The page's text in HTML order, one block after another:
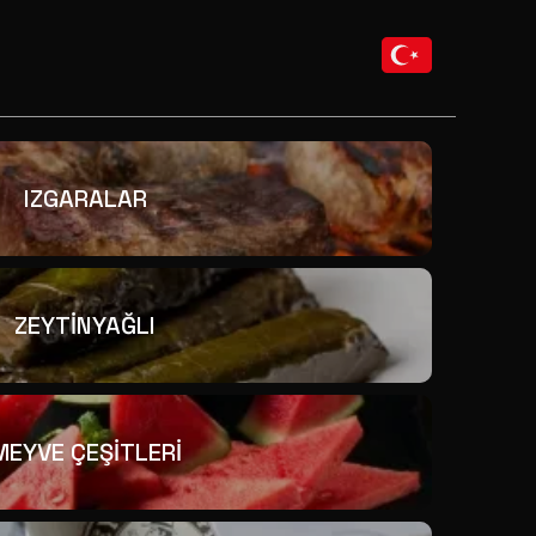
IZGARALAR
ZEYTİNYAĞLI
ÇEŞİTLERİ